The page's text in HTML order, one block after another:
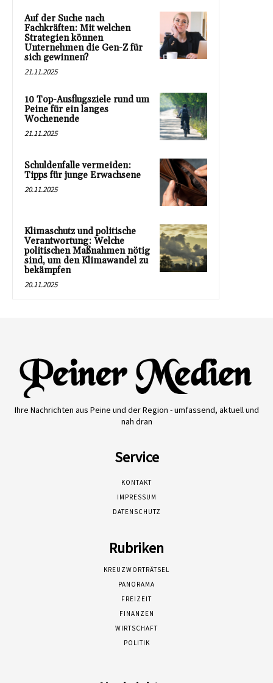
Auf der Suche nach
Fachkräften: Mit welchen
Strategien können
Unternehmen die Gen-Z für
sich gewinnen?
21.11.2025
10 Top-Ausflugsziele rund um
Peine für ein langes
Wochenende
21.11.2025
Schuldenfalle vermeiden:
Tipps für junge Erwachsene
20.11.2025
Klimaschutz und politische
Verantwortung: Welche
politischen Maßnahmen nötig
sind, um den Klimawandel zu
bekämpfen
20.11.2025
Ihre Nachrichten aus Peine und der Region - umfassend, aktuell und
nah dran
Service
KONTAKT
IMPRESSUM
DATENSCHUTZ
Rubriken
KREUZWORTRÄTSEL
PANORAMA
FREIZEIT
FINANZEN
WIRTSCHAFT
POLITIK